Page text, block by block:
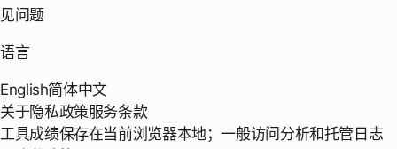
见问题
语言
English简体中文
关于隐私政策服务条款
工具成绩保存在当前浏览器本地；一般访问分析和托管日志